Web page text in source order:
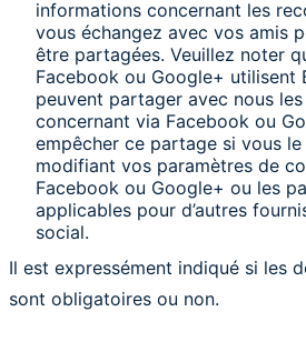
informations concernant les
vous échangez avec vos amis
être partagées. Veuillez noter
Facebook ou Google+ utilisent
peuvent partager avec nous
concernant via Facebook ou
empêcher ce partage si vous
modifiant vos paramètres de
Facebook ou Google+ ou les
applicables pour d’autres
social.
Il est expressément indiqué si les
sont obligatoires ou non.